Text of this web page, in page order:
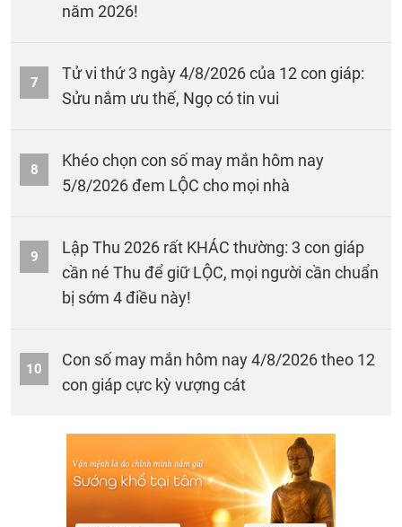
năm 2026!
7
Tử vi thứ 3 ngày 4/8/2026 của 12 con giáp:
Sửu nắm ưu thế, Ngọ có tin vui
8
Khéo chọn con số may mắn hôm nay
5/8/2026 đem LỘC cho mọi nhà
9
Lập Thu 2026 rất KHÁC thường: 3 con giáp
cần né Thu để giữ LỘC, mọi người cần chuẩn
bị sớm 4 điều này!
10
Con số may mắn hôm nay 4/8/2026 theo 12
con giáp cực kỳ vượng cát